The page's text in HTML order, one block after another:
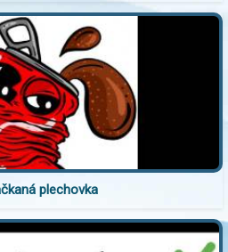
plechovka